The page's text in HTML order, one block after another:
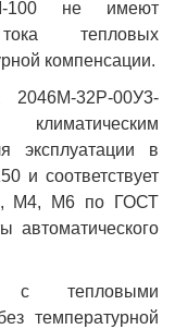
100 не имеют
тепловых
компенсации.
2046М-32Р-00У3-
эксплуатации в
и соответствует
М4, М6 по ГОСТ
с тепловыми
температурной